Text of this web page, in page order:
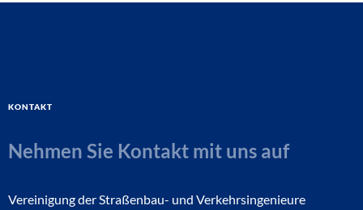
Kontakt
Nehmen Sie Kontakt mit uns auf
Vereinigung der Straßenbau- und Verkehrsingenieure